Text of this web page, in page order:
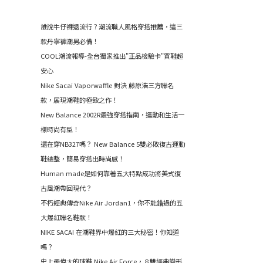
誰說牛仔褲退流行？潮流職人風格穿搭推薦，這三
款丹寧褲潮男必備！
COOL潮流報導-全台獨家推出"正品檢驗卡"買鞋超
安心
Nike Sacai Vaporwaffle 對決 藤原浩三方聯名
款，展現潮鞋的極致之作！
New Balance 2002R最強穿搭指南，運動和生活一
樣時尚有型！
還在穿NB327嗎？ New Balance 5雙必敗復古運動
鞋總整，簡易穿搭出時尚感！
Human made是如何靠著五大特點成功將美式復
古風潮帶回現代？
不朽經典傳奇Nike Air Jordan1，你不能錯過的五
大爆紅聯名鞋款！
NIKE SACAI 在潮鞋界中爆紅的三大秘密！你知道
嗎？